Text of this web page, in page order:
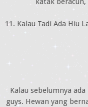
11. Kalau Tadi Ada Hiu
Kalau sebelumnya
guys. Hewan yang